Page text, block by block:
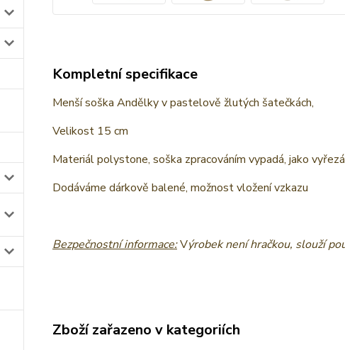
Kompletní specifikace
Menší soška Andělky v pastelově žlutých šatečkách,
Velikost 15 cm
Materiál polystone, soška zpracováním vypadá, jako
Dodáváme dárkově balené, možnost vložení vzkazu
Bezpečnostní informace:Výrobek není hračkou, slouží
Zboží zařazeno v kategoriích